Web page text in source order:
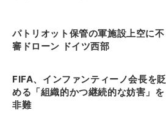
パトリオット保管の軍施設上空に不
審ドローン ドイツ西部
FIFA、インファンティーノ会長を貶
める「組織的かつ継続的な妨害」を
非難